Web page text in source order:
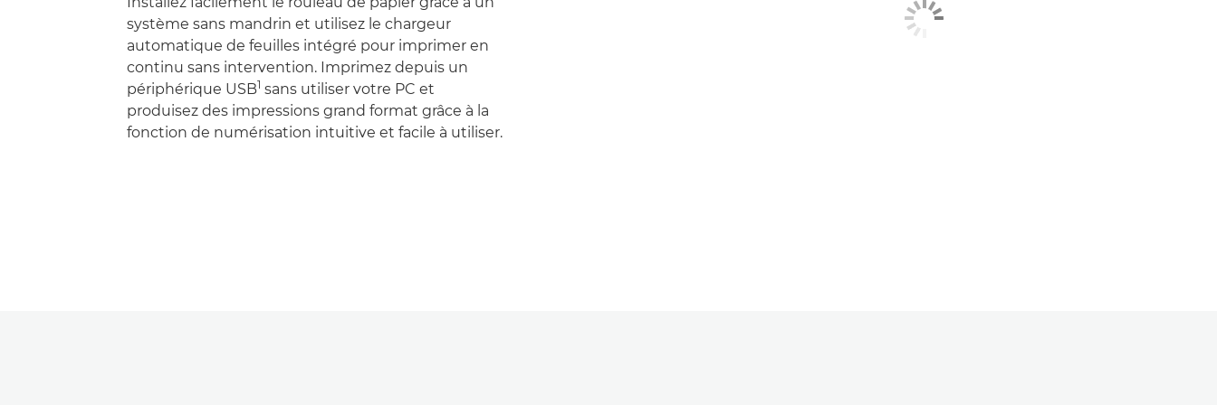
système sans mandrin et utilisez le chargeur
automatique de feuilles intégré pour imprimer en
continu sans intervention. Imprimez depuis un
périphérique USB1 sans utiliser votre PC et
produisez des impressions grand format grâce à la
fonction de numérisation intuitive et facile à utiliser.